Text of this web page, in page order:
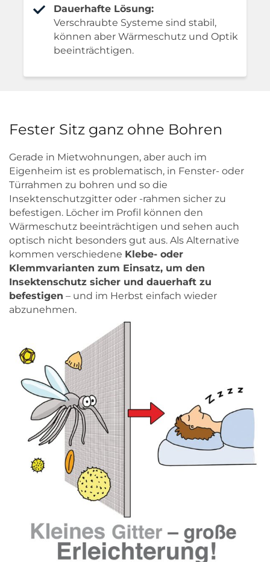
Dauerhafte Lösung:
Verschraubte Systeme sind stabil,
können aber Wärmeschutz und Optik
beeinträchtigen.
Fester Sitz ganz ohne Bohren
Gerade in Mietwohnungen, aber auch im
Eigenheim ist es problematisch, in Fenster- oder
Türrahmen zu bohren und so die
Insektenschutzgitter oder -rahmen sicher zu
befestigen. Löcher im Profil können den
Wärmeschutz beeinträchtigen und sehen auch
optisch nicht besonders gut aus. Als Alternative
kommen verschiedene Klebe- oder
Klemmvarianten zum Einsatz, um den
Insektenschutz sicher und dauerhaft zu
befestigen – und im Herbst einfach wieder
abzunehmen.